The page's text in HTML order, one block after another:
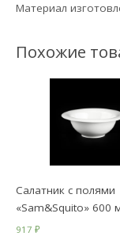
Материал
Похожие
Салатник с полями
«Sam&Squito» 600
917₽